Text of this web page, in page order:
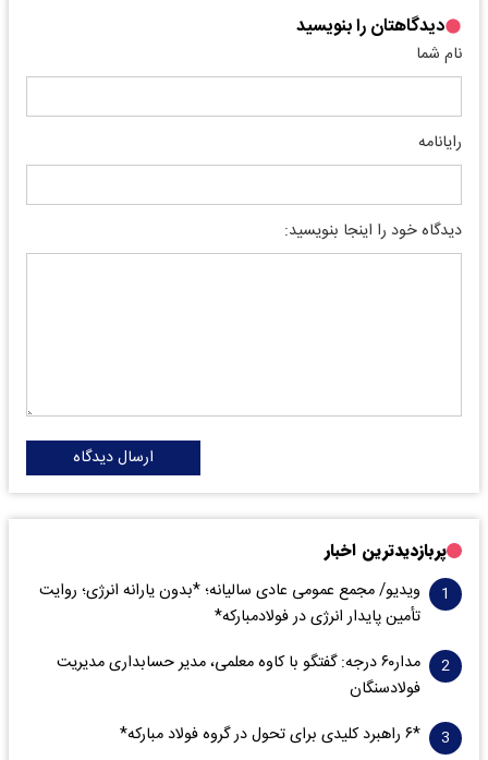
دیدگاهتان را بنویسید
نام شما
رایانامه
دیدگاه خود را اینجا بنویسید:
ارسال دیدگاه
پربازدیدترین اخبار
ویدیو/ مجمع عمومی عادی سالیانه؛ *بدون یارانه انرژی؛ روایت
تأمین پایدار انرژی در فولادمبارکه*
مدار‌۶٠ درجه: گفتگو با کاوه معلمی، مدیر حسابداری مدیریت
فولادسنگان
*۶ راهبرد کلیدی برای تحول در گروه فولاد مبارکه*